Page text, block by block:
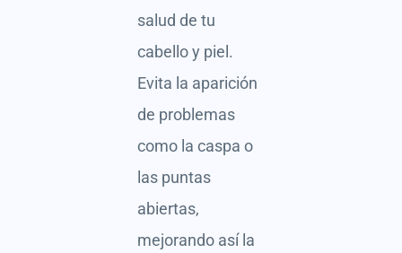
salud de tu
cabello y piel.
Evita la aparición
de problemas
como la caspa o
las puntas
abiertas,
mejorando así la